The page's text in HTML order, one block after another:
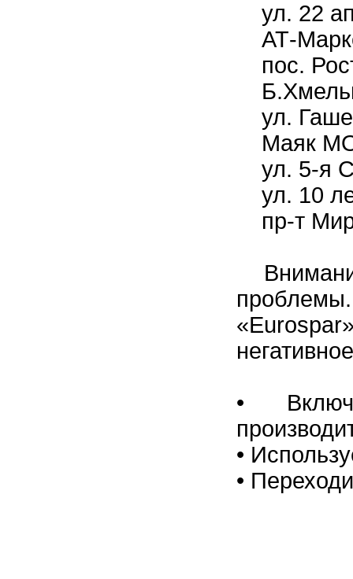
ул. 22
АТ-
пос.
ул.
Маяк
ул. 5-я
ул. 10
пр-т
•
•
•